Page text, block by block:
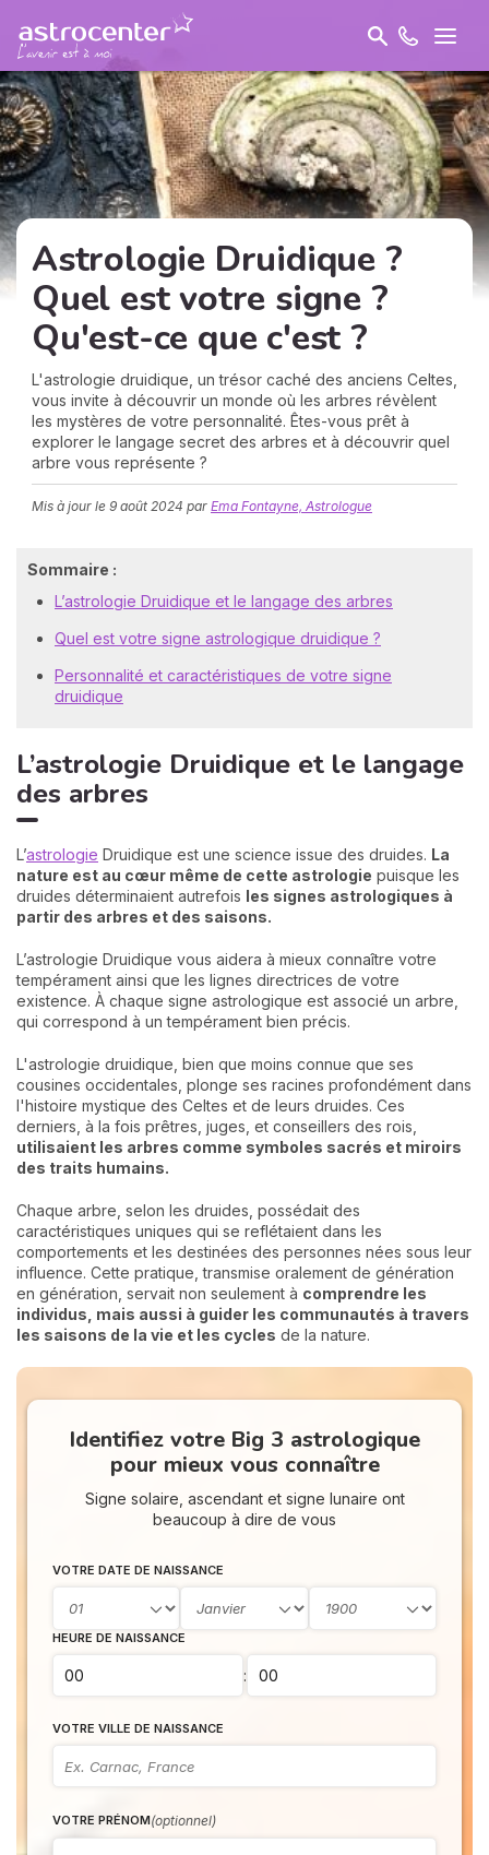
Astrologie Druidique ?
Quel est votre signe ?
Qu'est-ce que c'est ?
L'astrologie druidique, un trésor caché des anciens Celtes,
vous invite à découvrir un monde où les arbres révèlent
les mystères de votre personnalité. Êtes-vous prêt à
explorer le langage secret des arbres et à découvrir quel
arbre vous représente ?
Mis à jour le 9 août 2024 par Ema Fontayne, Astrologue
Sommaire :
L’astrologie Druidique et le langage des arbres
Quel est votre signe astrologique druidique ?
Personnalité et caractéristiques de votre signe
druidique
L’astrologie Druidique et le langage
des arbres
L’astrologie Druidique est une science issue des druides. La
nature est au cœur même de cette astrologie puisque les
druides déterminaient autrefois les signes astrologiques à
partir des arbres et des saisons.
L’astrologie Druidique vous aidera à mieux connaître votre
tempérament ainsi que les lignes directrices de votre
existence. À chaque signe astrologique est associé un arbre,
qui correspond à un tempérament bien précis.
L'astrologie druidique, bien que moins connue que ses
cousines occidentales, plonge ses racines profondément dans
l'histoire mystique des Celtes et de leurs druides. Ces
derniers, à la fois prêtres, juges, et conseillers des rois,
utilisaient les arbres comme symboles sacrés et miroirs
des traits humains.
Chaque arbre, selon les druides, possédait des
caractéristiques uniques qui se reflétaient dans les
comportements et les destinées des personnes nées sous leur
influence. Cette pratique, transmise oralement de génération
en génération, servait non seulement à comprendre les
individus, mais aussi à guider les communautés à travers
les saisons de la vie et les cycles de la nature.
Identifiez votre Big 3 astrologique
pour mieux vous connaître
Signe solaire, ascendant et signe lunaire ont
beaucoup à dire de vous
VOTRE DATE DE NAISSANCE
HEURE DE NAISSANCE
:
VOTRE VILLE DE NAISSANCE
VOTRE PRÉNOM(optionnel)